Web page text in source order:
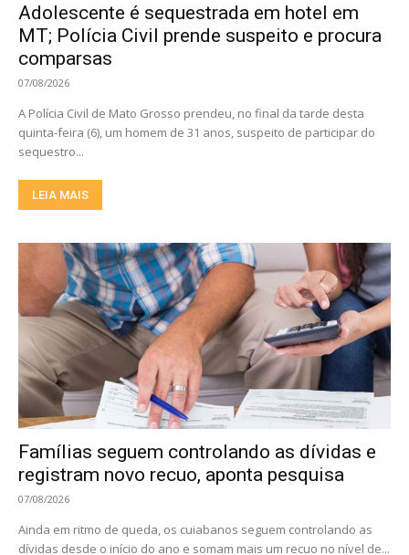
Adolescente é sequestrada em hotel em
MT; Polícia Civil prende suspeito e procura
comparsas
07/08/2026
A Polícia Civil de Mato Grosso prendeu, no final da tarde desta
quinta-feira (6), um homem de 31 anos, suspeito de participar do
sequestro...
LEIA MAIS
Famílias seguem controlando as dívidas e
registram novo recuo, aponta pesquisa
07/08/2026
Ainda em ritmo de queda, os cuiabanos seguem controlando as
dívidas desde o início do ano e somam mais um recuo no nível de...